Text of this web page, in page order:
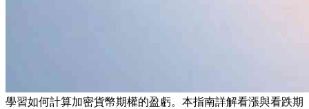
學習如何計算加密貨幣期權的盈虧。本指南詳解看漲與看跌期